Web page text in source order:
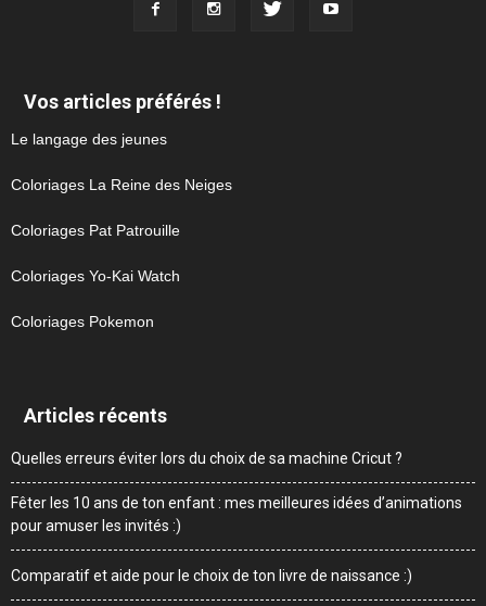
Vos articles préférés !
Le langage des jeunes
Coloriages La Reine des Neiges
Coloriages Pat Patrouille
Coloriages Yo-Kai Watch
Coloriages Pokemon
Articles récents
Quelles erreurs éviter lors du choix de sa machine Cricut ?
Fêter les 10 ans de ton enfant : mes meilleures idées d’animations
pour amuser les invités :)
Comparatif et aide pour le choix de ton livre de naissance :)